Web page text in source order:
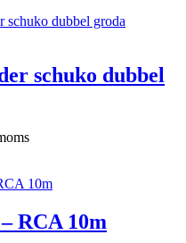
schuko dubbel
RCA 10m